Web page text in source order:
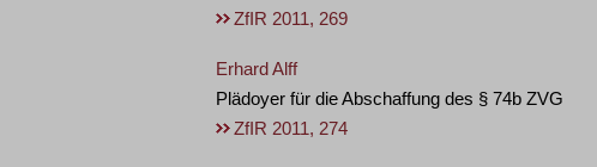
ZfIR 2011, 269
Erhard Alff
Plädoyer für die Abschaffung des § 74b ZVG
ZfIR 2011, 274